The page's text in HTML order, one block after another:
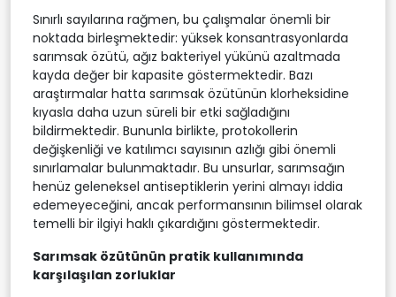
Sınırlı sayılarına rağmen, bu çalışmalar önemli bir
noktada birleşmektedir: yüksek konsantrasyonlarda
sarımsak özütü, ağız bakteriyel yükünü azaltmada
kayda değer bir kapasite göstermektedir. Bazı
araştırmalar hatta sarımsak özütünün klorheksidine
kıyasla daha uzun süreli bir etki sağladığını
bildirmektedir. Bununla birlikte, protokollerin
değişkenliği ve katılımcı sayısının azlığı gibi önemli
sınırlamalar bulunmaktadır. Bu unsurlar, sarımsağın
henüz geleneksel antiseptiklerin yerini almayı iddia
edemeyeceğini, ancak performansının bilimsel olarak
temelli bir ilgiyi haklı çıkardığını göstermektedir.
Sarımsak özütünün pratik kullanımında
karşılaşılan zorluklar